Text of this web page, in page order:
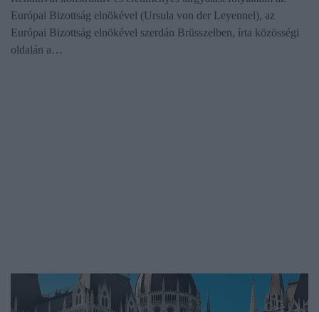
Európai Bizottság elnökével (Ursula von der Leyennel), az
Európai Bizottság elnökével szerdán Brüsszelben, írta közösségi
oldalán a…